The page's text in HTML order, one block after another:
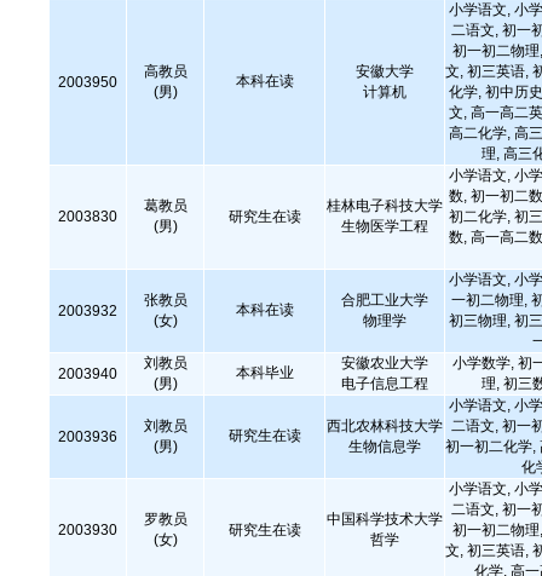
2003950
高教员
(男)
本科在读
安徽大学
计算机
小学语文, 小
二语文, 初一
初一初二物
文, 初三英语,
化学, 初中历
文, 高一高二
高二化学, 高
理, 高三
2003830
葛教员
(男)
研究生在读
桂林电子科技大学
生物医学工程
小学语文, 小
数, 初一初二
初二化学, 初
数, 高一高二
2003932
张教员
(女)
本科在读
合肥工业大学
物理学
小学语文, 小
一初二物理,
初三物理, 初
2003940
刘教员
(男)
本科毕业
安徽农业大学
电子信息工程
小学数学, 初
理, 初三
2003936
刘教员
(男)
研究生在读
西北农林科技大学
生物信息学
小学语文, 小
二语文, 初一
初一初二化学,
化
2003930
罗教员
(女)
研究生在读
中国科学技术大学
哲学
小学语文, 小
二语文, 初一
初一初二物
文, 初三英语,
化学, 高